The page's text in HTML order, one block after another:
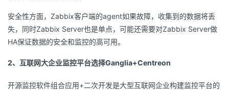
安全性方面，Zabbix客户端的agent如果故障，收集到的数据将丢
失，同时Zabbix Server也是单点，可能还需要对Zabbix Server做
HA保证数据的安全和监控的高可用。
2、互联网大企业监控平台选择Ganglia+Centreon
开源监控软件组合应用+二次开发是大型互联网企业构建监控平台的